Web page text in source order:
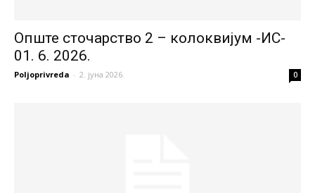
Опште сточарство 2 – колоквијум -ИС-
01. 6. 2026.
Poljoprivreda - 2. јуна 2026. 0